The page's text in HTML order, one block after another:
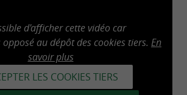
d'afficher cette vidéo car
opposé au dépôt des cookies tiers. En
savoir plus
LES COOKIES TIERS